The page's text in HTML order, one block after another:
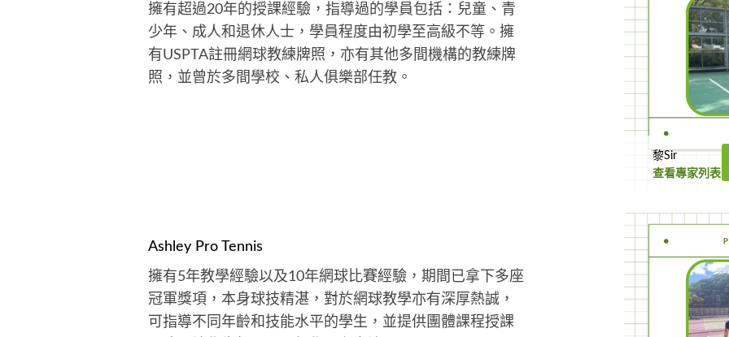
擁有超過20年的授課經驗，指導過的學員包括：兒童、青
少年、成人和退休人士，學員程度由初學至高級不等。擁
有USPTA註冊網球教練牌照，亦有其他多間機構的教練牌
照，並曾於多間學校、私人俱樂部任教。
黎Sir
查看專家列表
Ashley Pro Tennis
擁有5年教學經驗以及10年網球比賽經驗，期間已拿下多座
冠軍獎項，本身球技精湛，對於網球教學亦有深厚熱誠，
可指導不同年齡和技能水平的學生，並提供團體課程授課